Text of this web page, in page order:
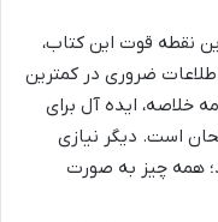
نقطه قوت این کتاب،
ضروری در کمترین
درسنامه خلاصه، ایده آل برای
است. دیگر نیازی
همه چیز به صورت